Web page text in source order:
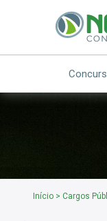
Início > Cargos